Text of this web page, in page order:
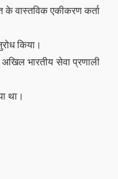
के वास्तविक एकीकरण कर्ता
किया।
भारतीय सेवा प्रणाली
था।